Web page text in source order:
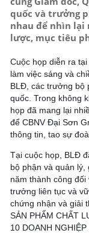
quốc và trưởng
nhau để nhìn lại
lược, mục tiêu
Cuộc họp diễn ra
làm việc sáng và
BLĐ, các trưởng bộ
quốc. Trong không
họp đã mang lại
để CBNV Đại Sơn
thông tin, tao sự
Tại cuộc họp, BLĐ
bộ phận và quản lý,
năm thành công
trưởng liên tục và
chứng nhận và giải
SẢN PHẨM CHẤT
10 DOANH